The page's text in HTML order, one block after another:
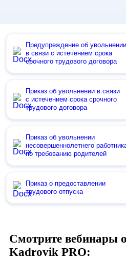
Предупреждение об увольнении
в связи с истечением срока
срочного трудового договора
Приказ об увольнении в связи
с истечением срока срочного
трудового договора
Приказ об увольнении
несовершеннолетнего
по требованию родителей
Приказ о предоставлении
трудового отпуска
Смотрите вебинары
Kadrovik PRO: